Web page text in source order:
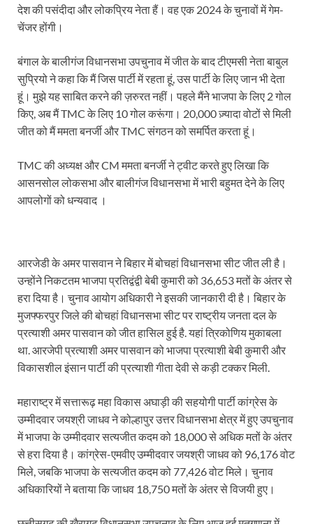
राजमिस्त्री, किसान और शिक्षक परिवारों के बेटे यूपीएससी
संयुक्त निदेशक के एस चौहान ने मुख्यमंत्री को भेंट की अपनी
New haryana Industrial Policy: मुख्यमंत्री नायब सिंह
Baster’s New Picture: बस्तर की नई तस्वीर: मैदान
Modern Composite Sleepers: एआई की मदद से ट्रैक
Aerial Survey: सीएम योगी के निर्देश पर उप मुख्यमंत्री व
Ancient Manuscripts: वैश्विक मंच तक पहुंचेगा भारतीय
Big Blueprint for Bastar: बस्तर के लिए बड़ा ब्लूप्रिंट:
Bhartendu Natya Akadami: मुख्यमंत्री ने देखी ‘आनंद
Women E Rickshaw Pilots: यूपी में तैयार हो रही
Mann Ki Baat: प्रधानमंत्री नरेंद्र मोदी ने देशवासियों को
Jewar International Airport: यूपी में विकास अब घोषणा
UP Anganwadi: मुख्यमंत्री योगी आदित्यनाथ को
Mandir Cluster Model: पुरा महादेव मंदिर का ‘मंदिर
MMMUT Girls Hostel: एमएमएमयूटी में साइबर फोरेंसिक
देश की पसंदीदा और लोकप्रिय नेता हैं। वह एक 2024 के चुनावों में गेम-
चेंजर होंगी।
बंगाल के बालीगंज विधानसभा उपचुनाव में जीत के बाद टीएमसी नेता बाबुल
सुप्रियो ने कहा कि मैं जिस पार्टी में रहता हूं, उस पार्टी के लिए जान भी देता
हूं। मुझे यह साबित करने की ज़रुरत नहीं। पहले मैंने भाजपा के लिए 2 गोल
किए, अब मैं TMC के लिए 10 गोल करूंगा। 20,000 ज़्यादा वोटों से मिली
जीत को मैं ममता बनर्जी और TMC संगठन को समर्पित करता हूं।
TMC की अध्यक्ष और CM ममता बनर्जी ने ट्वीट करते हुए लिखा कि
आसनसोल लोकसभा और बालीगंज विधानसभा में भारी बहुमत देने के लिए
आपलोगों को धन्यवाद ।
आरजेडी के अमर पासवान ने बिहार में बोचहां विधानसभा सीट जीत ली है।
उन्होंने निकटतम भाजपा प्रतिद्वंद्वी बेबी कुमारी को 36,653 मतों के अंतर से
हरा दिया है। चुनाव आयोग अधिकारी ने इसकी जानकारी दी है। बिहार के
मुजफ्फरपुर जिले की बोचहां विधानसभा सीट पर राष्ट्रीय जनता दल के
प्रत्याशी अमर पासवान को जीत हासिल हुई है. यहां त्रिकोणिय मुकाबला
था. आरजेपी प्रत्याशी अमर पासवान को भाजपा प्रत्याशी बेबी कुमारी और
विकासशील इंसान पार्टी की प्रत्याशी गीता देवी से कड़ी टक्कर मिली.
महाराष्ट्र में सत्तारूढ़ महा विकास अघाड़ी की सहयोगी पार्टी कांग्रेस के
उम्मीदवार जयश्री जाधव ने कोल्हापुर उत्तर विधानसभा क्षेत्र में हुए उपचुनाव
में भाजपा के उम्मीदवार सत्यजीत कदम को 18,000 से अधिक मतों के अंतर
से हरा दिया है। कांग्रेस-एमवीए उम्मीदवार जयश्री जाधव को 96,176 वोट
मिले, जबकि भाजपा के सत्यजीत कदम को 77,426 वोट मिले। चुनाव
अधिकारियों ने बताया कि जाधव 18,750 मतों के अंतर से विजयी हुए।